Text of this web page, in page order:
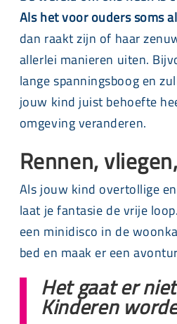
Als het voor ouders soms
dan raakt zijn of haar
allerlei manieren uiten.
lange spanningsboog en
jouw kind juist behoefte
omgeving veranderen.
Rennen,
Als jouw kind overtollige
laat je fantasie de vrije
een minidisco in de
bed en maak er een
Het gaat er
Kinderen